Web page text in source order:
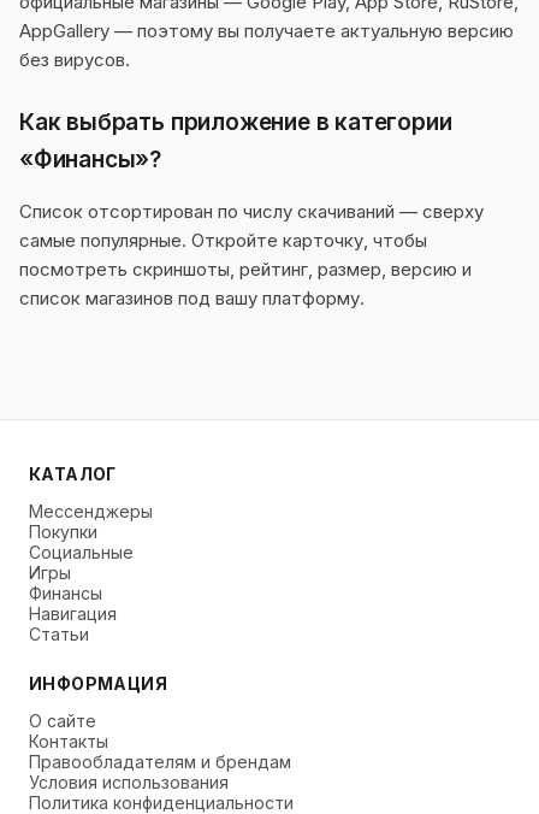
AppGallery — поэтому вы получаете актуальную версию
без вирусов.
Как выбрать приложение в категории
«Финансы»?
Список отсортирован по числу скачиваний — сверху
самые популярные. Откройте карточку, чтобы
посмотреть скриншоты, рейтинг, размер, версию и
список магазинов под вашу платформу.
КАТАЛОГ
Мессенджеры
Покупки
Социальные
Игры
Финансы
Навигация
Статьи
ИНФОРМАЦИЯ
О сайте
Контакты
Правообладателям и брендам
Условия использования
Политика конфиденциальности